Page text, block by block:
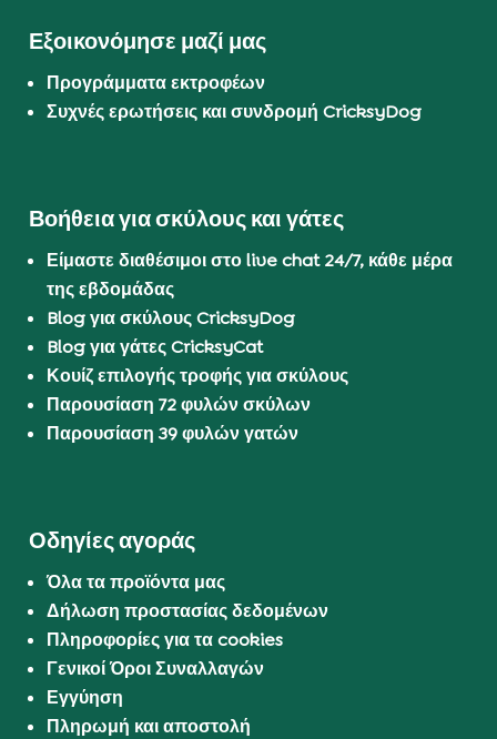
Εξοικονόμησε μαζί μας
Προγράμματα εκτροφέων
Συχνές ερωτήσεις και συνδρομή CricksyDog
Βοήθεια για σκύλους και γάτες
Είμαστε διαθέσιμοι στο live chat 24/7, κάθε μέρα
της εβδομάδας
Blog για σκύλους CricksyDog
Blog για γάτες CricksyCat
Κουίζ επιλογής τροφής για σκύλους
Παρουσίαση 72 φυλών σκύλων
Παρουσίαση 39 φυλών γατών
Οδηγίες αγοράς
Όλα τα προϊόντα μας
Δήλωση προστασίας δεδομένων
Πληροφορίες για τα cookies
Γενικοί Όροι Συναλλαγών
Εγγύηση
Πληρωμή και αποστολή